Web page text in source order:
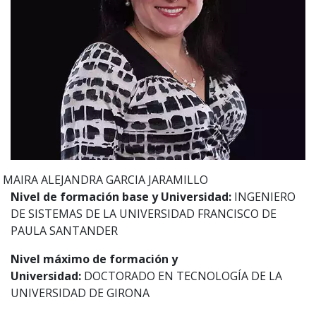
MAIRA ALEJANDRAGARCIA JARAMILLO
Nivel de formación base y Universidad: INGENIERO
DE SISTEMAS DE LA UNIVERSIDAD FRANCISCO DE
PAULA SANTANDER
Nivel máximo de formación y
Universidad: DOCTORADO EN TECNOLOGÍA DE LA
UNIVERSIDAD DE GIRONA